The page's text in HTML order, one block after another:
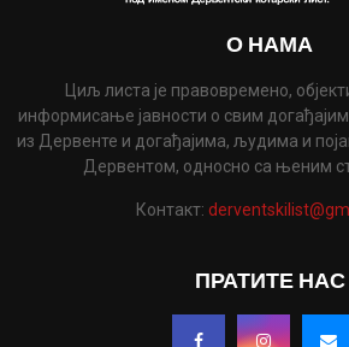
О НАМА
Циљ листа је правовремено,
информисање јавности о свим
из Дервенте и догађајима, људима и
Дервентом, односно са њеним
Контакт:
ПРАТИТЕ НАС